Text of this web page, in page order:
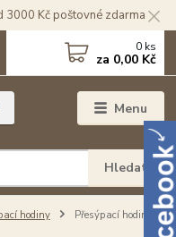
3000 Kč poštovné zdarma
Menu
Hledat
0 ks
za 0,00 Kč
hodiny
Přesýpací hodiny 5